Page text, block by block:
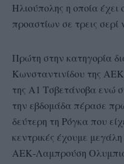
Ηλιούπολης η οποία
προαστίων σε τρεις σερί
Πρώτη στην κατηγορία
Κωνσταντινίδου της
της Α1 Τσβετάνοβα ενώ
την εβδομάδα πέρασε
δεύτερη τη Ρόγκα που
κεντρικές έχουμε
ΑΕΚ-Λαμπρούση